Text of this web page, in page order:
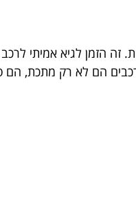
זה הזמן לגיא אמיתי
הם לא רק מתכת, הם